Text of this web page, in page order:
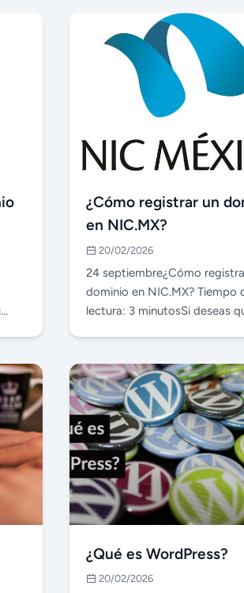
¿Cómo registrar un
en NIC.MX?
20/02/2026
24 septiembre¿Cómo
dominio en NIC.MX? Tiempo
lectura: 3 minutosSi deseas
¿Qué es WordPress?
20/02/2026